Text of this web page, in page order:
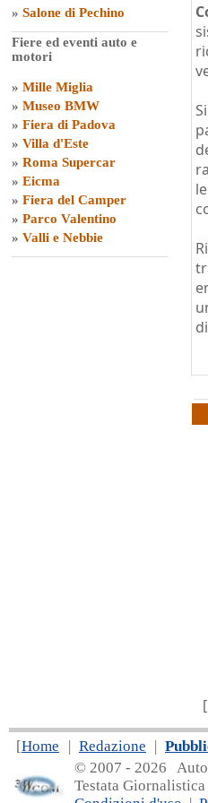
» Salone di Pechino
Fiere ed eventi auto e
motori
» Mille Miglia
» Museo BMW
» Fiera di Padova
» Villa d'Este
» Roma Supercar
» Eicma
» Fiera del Camper
» Parco Valentino
» Valli e Nebbie
[
[Home | Redazione |
© 2007 - 2026
Testata